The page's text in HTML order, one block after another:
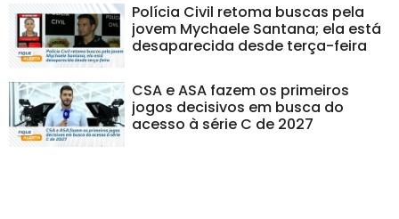
Polícia Civil retoma buscas pela
jovem Mychaele Santana; ela está
desaparecida desde terça-feira
CSA e ASA fazem os primeiros
jogos decisivos em busca do
acesso à série C de 2027